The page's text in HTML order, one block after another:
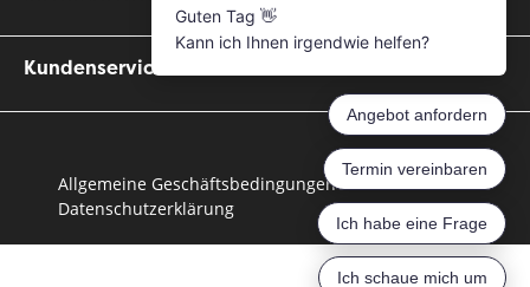
Kundenservice
Allgemeine Geschäftsbedingungen
Datenschutzerklärung